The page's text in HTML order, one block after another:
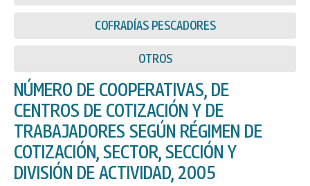
COFRADÍAS PESCADORES
OTROS
NÚMERO DE COOPERATIVAS, DE
CENTROS DE COTIZACIÓN Y DE
TRABAJADORES SEGÚN RÉGIMEN DE
COTIZACIÓN, SECTOR, SECCIÓN Y
DIVISIÓN DE ACTIVIDAD, 2005